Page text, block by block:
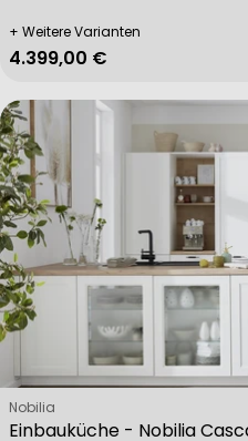
+ Weitere Varianten
Regulärer Preis
4.399,00 €
Einbauküche - Nobilia
Verkäufer:
Nobilia